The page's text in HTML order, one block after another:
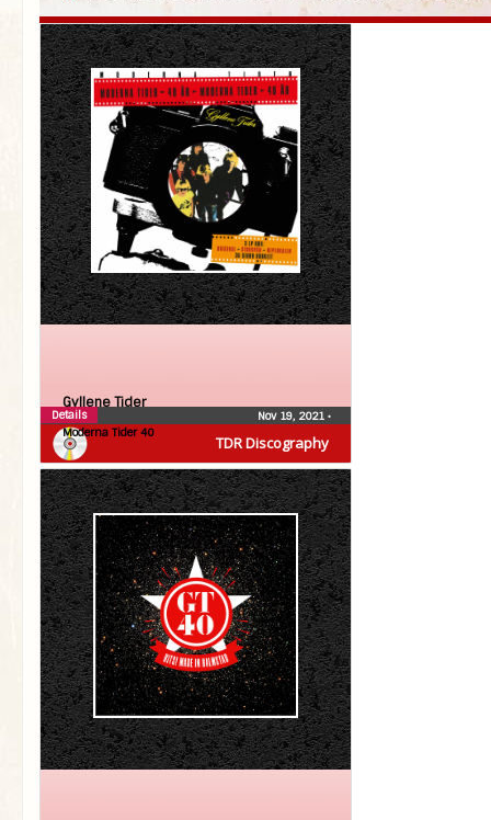
TDR Discography
Gyllene Tider
Moderna Tider 40
Nov 19, 2021 •
Details